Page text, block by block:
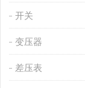
开关
变压器
差压表